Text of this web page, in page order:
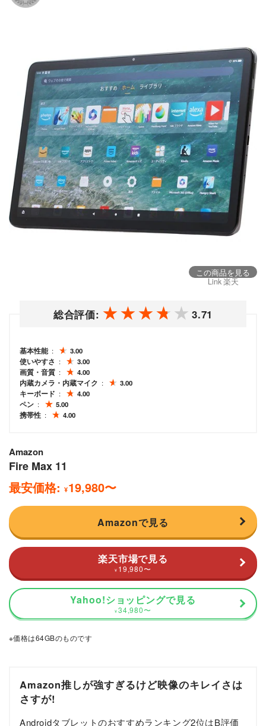
この商品を見る
Link 楽天
総合評価: 3.71
基本性能
3.00
使いやすさ
3.00
画質・音質
4.00
内蔵カメラ・内蔵マイク
3.00
キーボード
4.00
ペン
5.00
携帯性
4.00
Amazon
Fire Max 11
最安価格: ¥19,980〜
Amazonで見る
楽天市場で見る
¥ 19,980〜
Yahoo!ショッピングで見る
¥ 34,980〜
※価格は64GBのものです
Amazon推しが強すぎるけど映像のキレイさは
さすが!
Androidタブレットのおすすめランキング2位はB評価